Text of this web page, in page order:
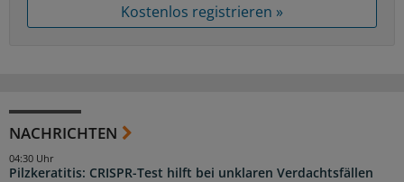
Kostenlos registrieren »
NACHRICHTEN
Pilzkeratitis: CRISPR-Test hilft bei unklaren Verdachtsfällen
04:30 Uhr